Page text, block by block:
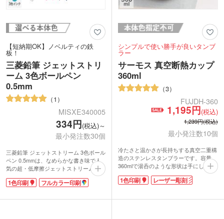
【短納期OK】ノベルティの鉄
板！
三菱鉛筆 ジェットストリ
ーム 3色ボールペン
0.5mm
1
MISXE340005
334円(税込)～
最小発注数30個
三菱鉛筆 ジェットストリーム 3色ボール
ペン 0.5mmは、なめらかな書き味で人
気の超・低摩擦ジェットストリームイン
ク搭載。黒・赤・青の3色を1本で使い分
けられる油性の多色ボールペンです。極
筆記にピッタリ。軸は樹脂製なので軽量
1色印刷 フルカラー印刷
シンプルで使い勝手が良いタンブ
ラー
サーモス 真空断熱カップ
360ml
3
FUJDH-360
1,195円(税込)
1,239円(税込)
最小発注数10個
冷たさと温かさが長持ちする真空二重構
造のステンレスタンブラーです。容量
360mlで湯呑のような形状は手にしっく
りに馴染みます。開口部も広くて洗いや
すいのも嬉しいポイント。
サーモス（thermos）ブランド。会社ロ
1色印刷 レーザー彫刻